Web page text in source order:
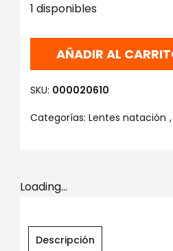
1 disponibles
AÑADIR AL
SKU: 000020610
Categorías: Lentes natación ,
Loading...
Descripción